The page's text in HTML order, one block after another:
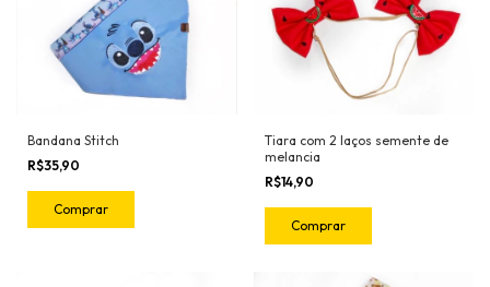
Bandana Stitch
R$35,90
Comprar
Tiara com 2 laços semente de
melancia
R$14,90
Comprar